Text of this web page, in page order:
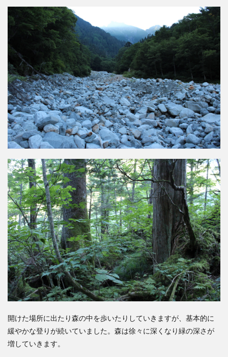
開けた場所に出たり森の中を歩いたりしていきますが、基本的に
緩やかな登りが続いていました。森は徐々に深くなり緑の深さが
増していきます。